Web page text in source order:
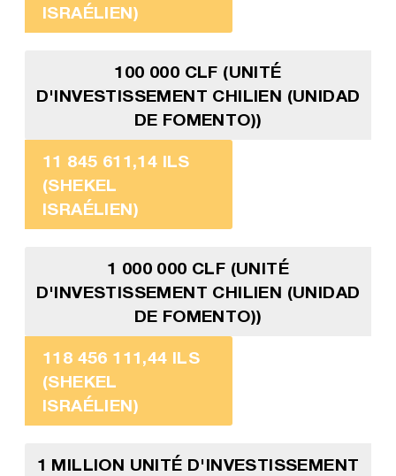
ISRAÉLIEN)
100 000 CLF (UNITÉ
D'INVESTISSEMENT CHILIEN (UNIDAD
DE FOMENTO))
11 845 611,14 ILS
(SHEKEL
ISRAÉLIEN)
1 000 000 CLF (UNITÉ
D'INVESTISSEMENT CHILIEN (UNIDAD
DE FOMENTO))
118 456 111,44 ILS
(SHEKEL
ISRAÉLIEN)
1 MILLION UNITÉ D'INVESTISSEMENT